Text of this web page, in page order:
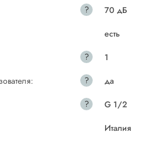
?
70 дБ
есть
?
1
?
да
?
G 1/2
Италия